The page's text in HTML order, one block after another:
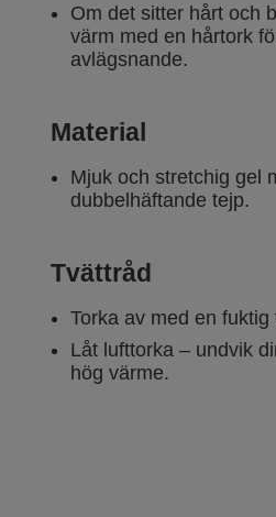
Om det sitter hårt och
värm med en hårtork
avlägsnande.
Material
Mjuk och stretchig gel
dubbelhäftande tejp.
Tvättråd
Torka av med en fuktig
Låt lufttorka – undvik
hög värme.